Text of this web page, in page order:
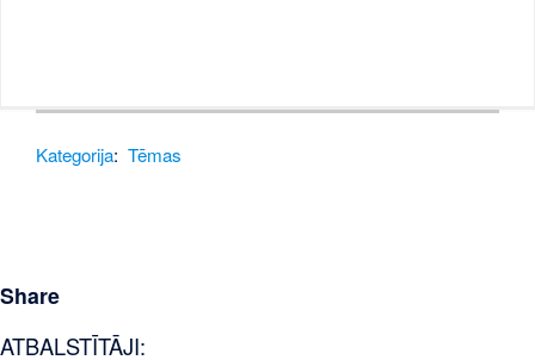
Kategorija: Tēmas
Share
ATBALSTĪTĀJI: